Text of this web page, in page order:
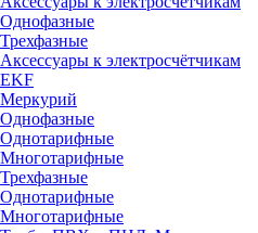
Однофазные
Трехфазные
Аксессуары к электросчётчикам
EKF
Меркурий
Однофазные
Однотарифные
Многотарифные
Трехфазные
Однотарифные
Многотарифные